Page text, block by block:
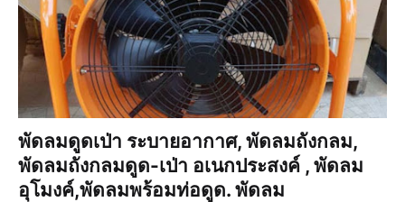
พัดลมดูดเป่า ระบายอากาศ, พัดลมถังกลม,
พัดลมถังกลมดูด-เป่า อเนกประสงค์ , พัดลม
อุโมงค์,พัดลมพร้อมท่อดูด. พัดลม